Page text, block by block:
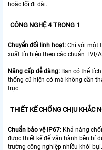
hoặc lối đi dài.
CÔNG NGHỆ 4 TRONG 1
Chuyển đổi linh hoạt: Chỉ với một
xuất tín hiệu theo các chuẩn TVI/
Nâng cấp dễ dàng: Bạn có thể
thống cũ hiện có mà không cần
trục.
THIẾT KẾ CHỐNG CHỊU KHẮC
Chuẩn bảo vệ IP67: Khả năng
được thiết kế để vận hành bền bỉ
trường công nghiệp nhiều khói bụi.